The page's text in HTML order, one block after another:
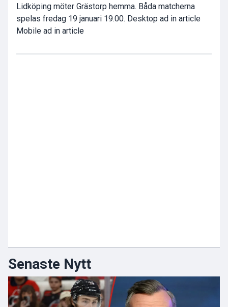
Lidköping möter Grästorp hemma. Båda matcherna
spelas fredag 19 januari 19.00. Desktop ad in article
Mobile ad in article
Senaste Nytt